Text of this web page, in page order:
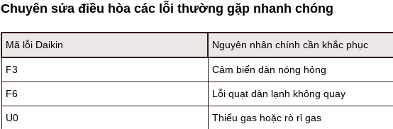
Chuyên sửa điều hòa các lỗi thường gặp nhanh chóng
Mã lỗi Daikin Nguyên nhân chính cần khắc phục
F3 Cảm biến dàn nóng hỏng
F6 Lỗi quạt dàn lạnh không quay
U0 Thiếu gas hoặc rò rỉ gas